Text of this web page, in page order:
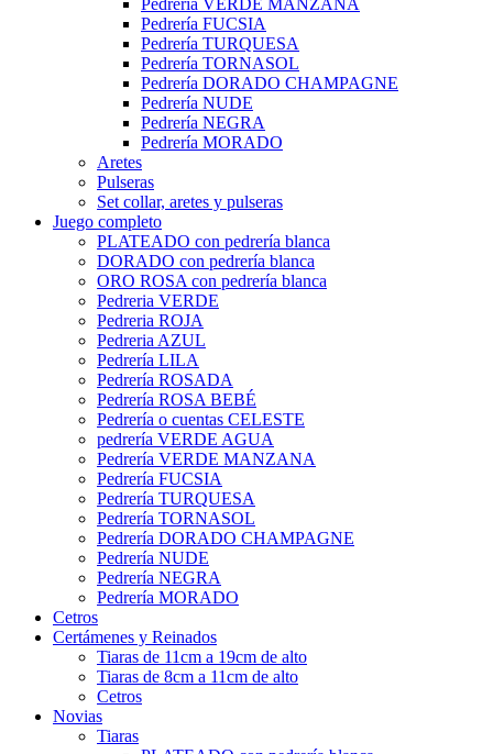
Pedrería VERDE MANZANA
Pedrería FUCSIA
Pedrería TURQUESA
Pedrería TORNASOL
Pedrería DORADO CHAMPAGNE
Pedrería NUDE
Pedrería NEGRA
Pedrería MORADO
Aretes
Pulseras
Set collar, aretes y pulseras
Juego completo
PLATEADO con pedrería blanca
DORADO con pedrería blanca
ORO ROSA con pedrería blanca
Pedreria VERDE
Pedreria ROJA
Pedreria AZUL
Pedrería LILA
Pedrería ROSADA
Pedrería ROSA BEBÉ
Pedrería o cuentas CELESTE
pedrería VERDE AGUA
Pedrería VERDE MANZANA
Pedrería FUCSIA
Pedrería TURQUESA
Pedrería TORNASOL
Pedrería DORADO CHAMPAGNE
Pedrería NUDE
Pedrería NEGRA
Pedrería MORADO
Cetros
Certámenes y Reinados
Tiaras de 11cm a 19cm de alto
Tiaras de 8cm a 11cm de alto
Cetros
Novias
Tiaras